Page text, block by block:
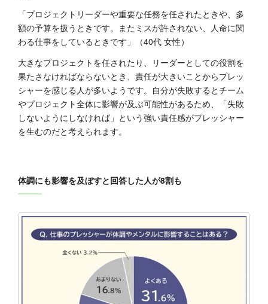
「プロジェクトリーダーや重要な任務を任されたときや、多
額の予算を扱うときです。またミスが許されない、人命に関
わる仕事をしているときです」（40代 女性）
大きなプロジェクトを任されたり、リーダーとしての役割を
果たさなければならないとき、責任が大きいことからプレッ
シャーを感じる人が多いようです。自分が失敗するとチーム
やプロジェクト全体に影響が及ぶ可能性があるため、「失敗
しないようにしなければ」という強い責任感がプレッシャー
を生むのだと考えられます。
体調にも影響を及ぼすと回答した人が8割も